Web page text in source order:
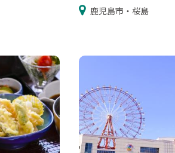
鹿児島市・桜島